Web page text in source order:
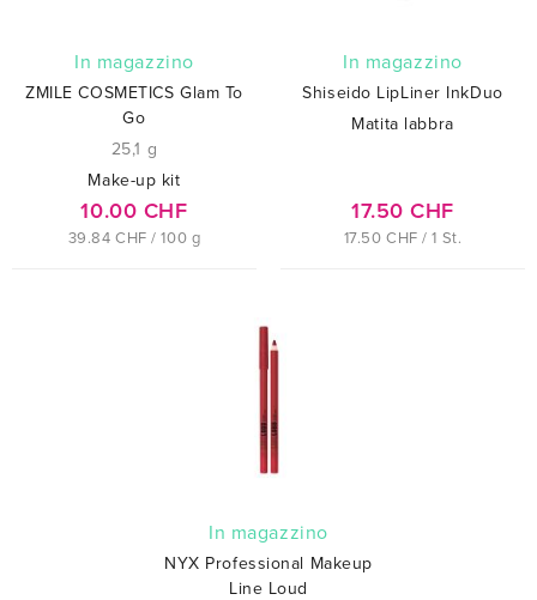
In magazzino
ZMILE COSMETICS Glam To
Go
25,1 g
Make-up kit
10.00 CHF
39.84 CHF / 100 g
In magazzino
Shiseido LipLiner InkDuo
Matita labbra
17.50 CHF
17.50 CHF / 1 St.
In magazzino
NYX Professional Makeup
Line Loud